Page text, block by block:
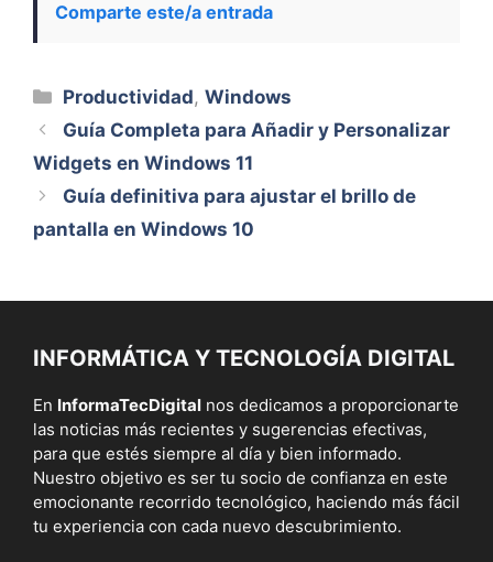
Comparte este/a entrada
Categorías
Productividad,Windows
Guía Completa para Añadir y Personalizar
Widgets en Windows 11
Guía definitiva para ajustar el brillo de
pantalla en Windows 10
INFORMÁTICA Y TECNOLOGÍA DIGITAL
En InformaTecDigital nos dedicamos a proporcionarte
las noticias más recientes y sugerencias efectivas,
para que estés siempre al día y bien informado.
Nuestro objetivo es ser tu socio de confianza en este
emocionante recorrido tecnológico, haciendo más fácil
tu experiencia con cada nuevo descubrimiento.